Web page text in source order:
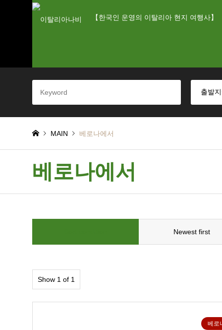
【한국인 운영의 이탈리아 현지 여행사】
MAIN 베로나에서
베로나에서
Newest first
Show 1 of 1
베로